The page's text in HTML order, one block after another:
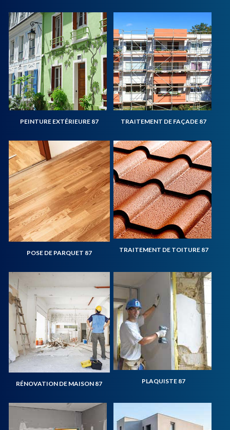
PEINTURE EXTÉRIEURE 87 TRAITEMENT DE FAÇADE 87
POSE DE PARQUET 87 TRAITEMENT DE TOITURE 87
RÉNOVATION DE MAISON 87 PLAQUISTE 87